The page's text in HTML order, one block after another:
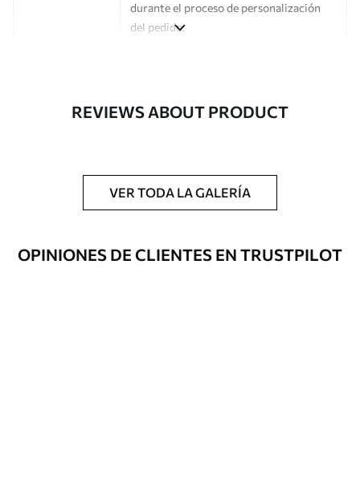
durante el proceso de personalización
del pedido.
Impreso bajo pedido y entregado en
rollos de hasta 50 cm de ancho.
Opciones
adicionales
Disponible con recubrimiento de barniz
y/o adhesivo para empapelar.
REVIEWS ABOUT PRODUCT
VER TODA LA GALERÍA
OPINIONES DE CLIENTES EN TRUSTPILOT